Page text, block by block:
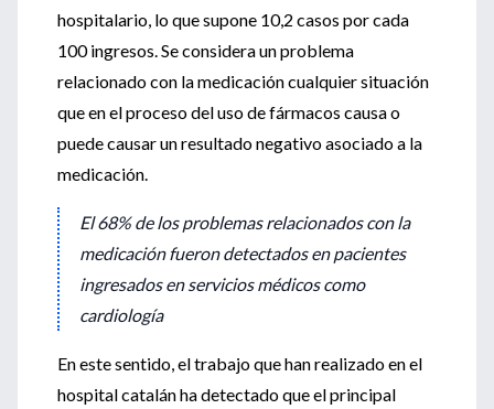
hospitalario, lo que supone 10,2 casos por cada
100 ingresos. Se considera un problema
relacionado con la medicación cualquier situación
que en el proceso del uso de fármacos causa o
puede causar un resultado negativo asociado a la
medicación.
El 68% de los problemas relacionados con la
medicación fueron detectados en pacientes
ingresados en servicios médicos como
cardiología
En este sentido, el trabajo que han realizado en el
hospital catalán ha detectado que el principal